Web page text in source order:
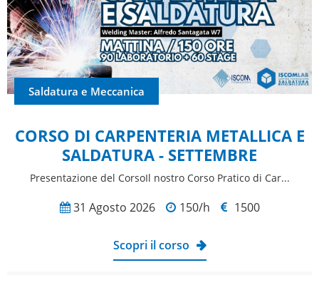
Saldatura e Meccanica
CORSO DI CARPENTERIA METALLICA E
SALDATURA - SETTEMBRE
Presentazione del CorsoIl nostro Corso Pratico di Car...
31 Agosto 2026 150/h 1500
Scopri il corso